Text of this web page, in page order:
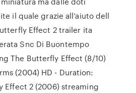
il quale grazie all’aiuto dell
Effect 2 trailer ita
Snc Di Buontempo
The Butterfly Effect (8/10)
(2004) HD - Duration:
Effect 2 (2006) streaming